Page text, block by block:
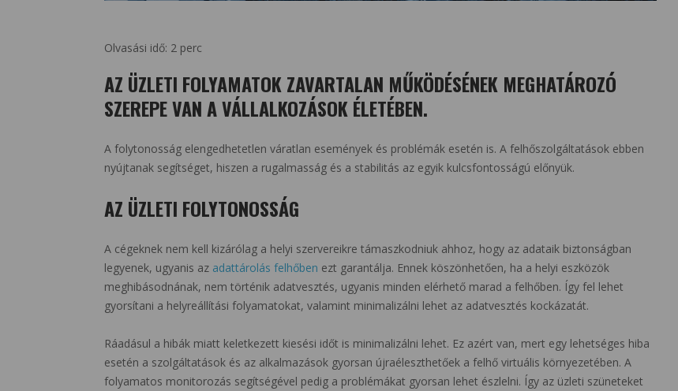
Olvasási idő: 2 perc
AZ ÜZLETI FOLYAMATOK ZAVARTALAN MŰKÖDÉSÉNEK MEGHATÁROZÓ
SZEREPE VAN A VÁLLALKOZÁSOK ÉLETÉBEN.
A folytonosság elengedhetetlen váratlan események és problémák esetén is. A felhőszolgáltatások ebben
nyújtanak segítséget, hiszen a rugalmasság és a stabilitás az egyik kulcsfontosságú előnyük.
AZ ÜZLETI FOLYTONOSSÁG
A cégeknek nem kell kizárólag a helyi szervereikre támaszkodniuk ahhoz, hogy az adataik biztonságban
legyenek, ugyanis az adattárolás felhőben ezt garantálja. Ennek köszönhetően, ha a helyi eszközök
meghibásodnának, nem történik adatvesztés, ugyanis minden elérhető marad a felhőben. Így fel lehet
gyorsítani a helyreállítási folyamatokat, valamint minimalizálni lehet az adatvesztés kockázatát.
Ráadásul a hibák miatt keletkezett kiesési időt is minimalizálni lehet. Ez azért van, mert egy lehetséges hiba
esetén a szolgáltatások és az alkalmazások gyorsan újraéleszthetőek a felhő virtuális környezetében. A
folyamatos monitorozás segítségével pedig a problémákat gyorsan lehet észlelni. Így az üzleti szüneteket